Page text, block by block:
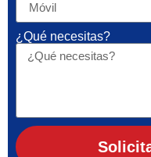
¿Qué necesitas?